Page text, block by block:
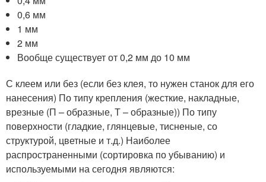
0,6 мм
1 мм
2 мм
Вообще существует от 0,2 мм до 10 мм
С клеем или без (если без клея, то нужен станок для его
нанесения) По типу крепления (жесткие, накладные,
врезные (П – образные, Т – образные)) По типу
поверхности (гладкие, глянцевые, тисненые, со
структурой, цветные и т.д.) Наиболее
распространенными (сортировка по убыванию) и
используемыми на сегодня являются: